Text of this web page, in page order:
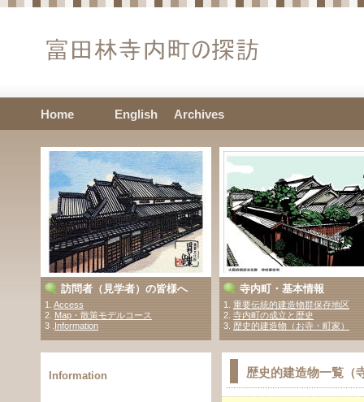
訪問者（見学者）の皆様へ
1. Access
2. Map・散策モデルコース
3 . Information
寺内町・基本情報
1. 重要伝統的建造物群保存地区
2. 寺内町の成立と歴史
3. 歴史的建造物（お寺・町家）
歴史的建造物一覧（
Information
Home English Archives